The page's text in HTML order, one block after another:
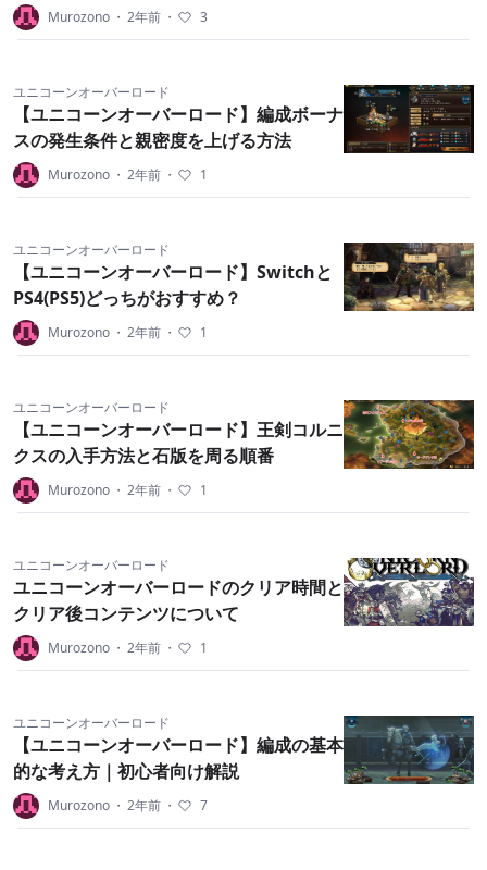
Murozono ・ 2年前 ・ 3
ユニコーンオーバーロード
【ユニコーンオーバーロード】編成ボーナ
スの発生条件と親密度を上げる方法
Murozono ・ 2年前 ・ 1
ユニコーンオーバーロード
【ユニコーンオーバーロード】Switchと
PS4(PS5)どっちがおすすめ？
Murozono ・ 2年前 ・ 1
ユニコーンオーバーロード
【ユニコーンオーバーロード】王剣コルニ
クスの入手方法と石版を周る順番
Murozono ・ 2年前 ・ 1
ユニコーンオーバーロード
ユニコーンオーバーロードのクリア時間と
クリア後コンテンツについて
Murozono ・ 2年前 ・ 1
ユニコーンオーバーロード
【ユニコーンオーバーロード】編成の基本
的な考え方｜初心者向け解説
Murozono ・ 2年前 ・ 7